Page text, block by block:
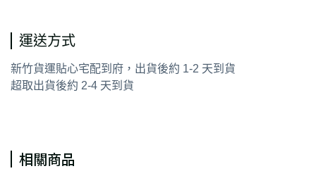
運送方式
新竹貨運貼心宅配到府，出貨後約 1-2 天到貨
超取出貨後約 2-4 天到貨
相關商品